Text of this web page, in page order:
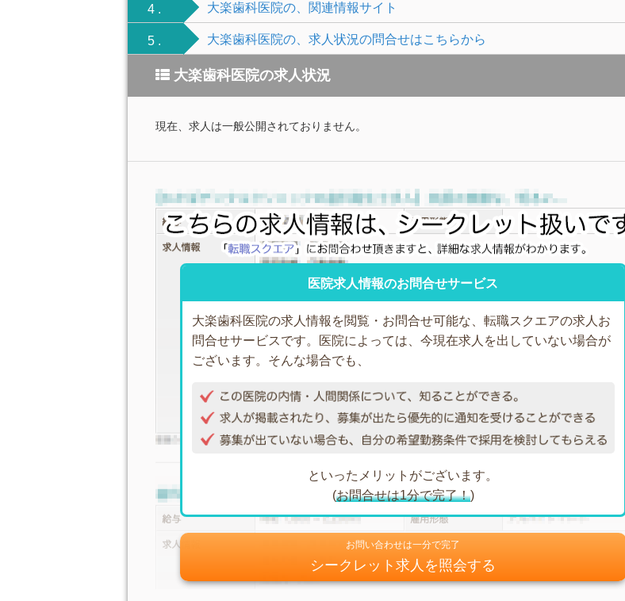
4 . 大楽歯科医院の、関連情報サイト
5 . 大楽歯科医院の、求人状況の問合せはこちらから
大楽歯科医院の求人状況
現在、求人は一般公開されておりません。
医院求人情報のお問合せサービス
大楽歯科医院の求人情報を閲覧・お問合せ可能な、転職スクエアの求人お
問合せサービスです。医院によっては、今現在求人を出していない場合が
ございます。そんな場合でも、
といったメリットがございます。
(お問合せは1分で完了！)
お問い合わせは一分で完了
シークレット求人を照会する